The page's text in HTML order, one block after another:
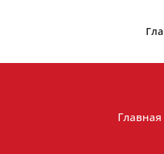
Главная